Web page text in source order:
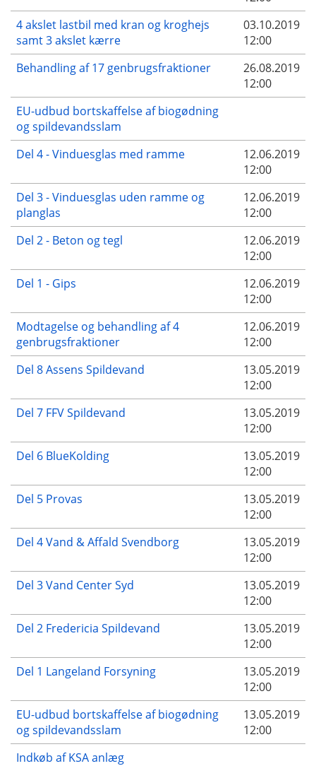
4 akslet lastbil med kran og kroghejs
samt 3 akslet kærre
03.10.2019
12:00
Behandling af 17 genbrugsfraktioner
26.08.2019
12:00
EU-udbud bortskaffelse af biogødning
og spildevandsslam
Del 4 - Vinduesglas med ramme
12.06.2019
12:00
Del 3 - Vinduesglas uden ramme og
planglas
12.06.2019
12:00
Del 2 - Beton og tegl
12.06.2019
12:00
Del 1 - Gips
12.06.2019
12:00
Modtagelse og behandling af 4
genbrugsfraktioner
12.06.2019
12:00
Del 8 Assens Spildevand
13.05.2019
12:00
Del 7 FFV Spildevand
13.05.2019
12:00
Del 6 BlueKolding
13.05.2019
12:00
Del 5 Provas
13.05.2019
12:00
Del 4 Vand & Affald Svendborg
13.05.2019
12:00
Del 3 Vand Center Syd
13.05.2019
12:00
Del 2 Fredericia Spildevand
13.05.2019
12:00
Del 1 Langeland Forsyning
13.05.2019
12:00
EU-udbud bortskaffelse af biogødning
og spildevandsslam
13.05.2019
12:00
Indkøb af KSA anlæg